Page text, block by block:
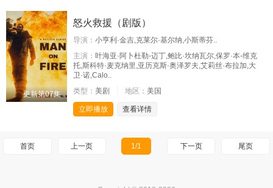
更新第07集
怒火救援（剧版）
导演： 小亨利·金吉,克莱尔·基尔纳,小斯蒂芬..
主演： 叶海亚·阿卜杜勒-迈丁,鲍比·坎纳瓦尔,保罗·本-维克
托,斯科特·麦克纳里,亚历克斯·奥泽罗夫,艾莉丝·布拉加,大
卫·诺,Calo..
类型： 美剧 地区： 美国
立即播放 查看详情
首页 上一页 1/1 下一页 尾页